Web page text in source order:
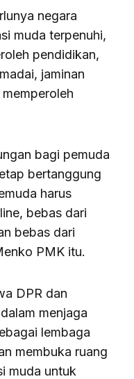
negara
muda terpenuhi,
pendidikan,
jaminan
bagi pemuda
bertanggung
harus
bebas dari
bebas dari
PMK itu.
DPR dan
menjaga
lembaga
membuka ruang
muda untuk